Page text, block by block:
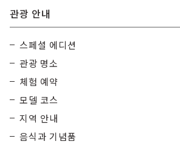
관광 안내
스페셜 에디션
관광 명소
체험 예약
모델 코스
지역 안내
음식과 기념품